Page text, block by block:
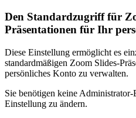
Den Standardzugriff für
Präsentationen für Ihr
Diese Einstellung ermöglicht es
standardmäßigen Zoom Slides-
persönliches Konto zu verwalten.
Sie benötigen keine
Einstellung zu ändern.